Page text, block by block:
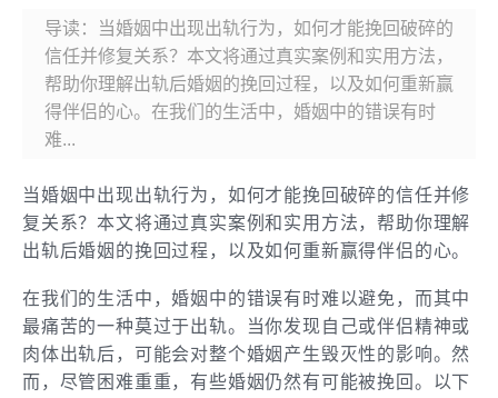
导读：当婚姻中出现出轨行为，如何才能挽回破碎的
信任并修复关系？本文将通过真实案例和实用方法，
帮助你理解出轨后婚姻的挽回过程，以及如何重新赢
得伴侣的心。在我们的生活中，婚姻中的错误有时
难...
当婚姻中出现出轨行为，如何才能挽回破碎的信任并修
复关系？本文将通过真实案例和实用方法，帮助你理解
出轨后婚姻的挽回过程，以及如何重新赢得伴侣的心。
在我们的生活中，婚姻中的错误有时难以避免，而其中
最痛苦的一种莫过于出轨。当你发现自己或伴侣精神或
肉体出轨后，可能会对整个婚姻产生毁灭性的影响。然
而，尽管困难重重，有些婚姻仍然有可能被挽回。以下